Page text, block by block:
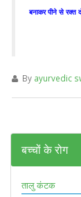
बनाकर पीने से रक्त
By ayurvedic
बच्चों के रोग
तालु कंटक